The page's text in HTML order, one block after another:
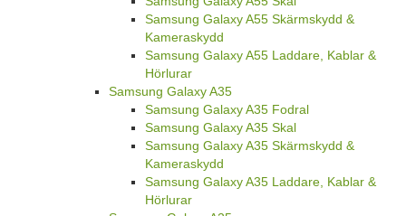
Samsung Galaxy XCover 7
Samsung Galaxy A55
Samsung Galaxy A55 Fodral
Samsung Galaxy A55 Skal
Samsung Galaxy A55 Skärmskydd &
Kameraskydd
Samsung Galaxy A55 Laddare, Kablar &
Hörlurar
Samsung Galaxy A35
Samsung Galaxy A35 Fodral
Samsung Galaxy A35 Skal
Samsung Galaxy A35 Skärmskydd &